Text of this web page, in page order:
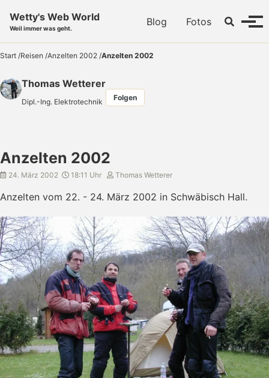
Wetty's Web World
Weil immer was geht.
Blog Fotos Toggle
Start /Reisen /Anzelten 2002 /Anzelten 2002
Thomas Wetterer
Dipl.-Ing. Elektrotechnik Folgen
Anzelten 2002
24. März 2002 18:11 Uhr Thomas Wetterer
Anzelten vom 22. - 24. März 2002 in Schwäbisch Hall.